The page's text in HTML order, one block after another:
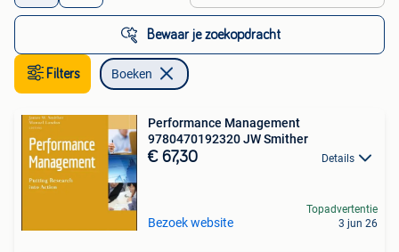
Bewaar je zoekopdracht
Filters Boeken
Performance Management
9780470192320 JW Smither
€ 67,30 Details
Bezoek website
Topadvertentie
3 jun 26